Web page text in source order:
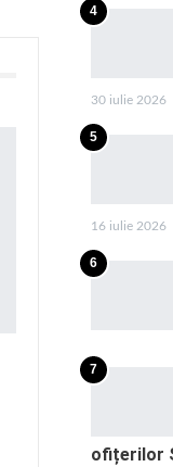
4
30 iulie 2026
5
16 iulie 2026
6
7
ofițerilor